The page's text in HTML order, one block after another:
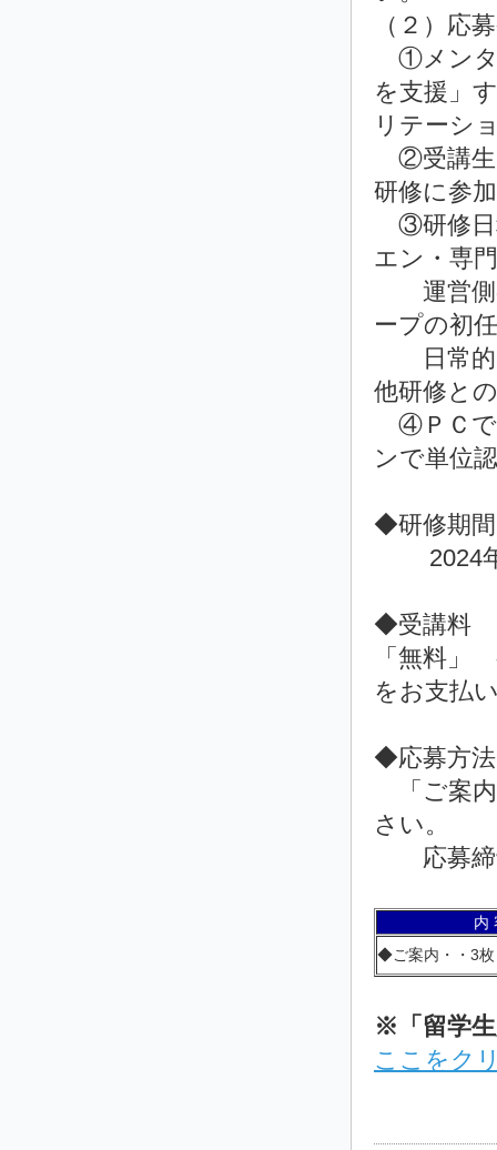
（２）応
①メンタ
を支援」
リテーシ
②受講生
研修に参
③研修日
エン・専
運営側
ープの初
日常的
他研修と
④ＰＣで
ンで単位
◆研修期間
2024年6
◆受講料
「無料」
をお支払
◆応募方法
「ご案内
さい。
応募締
内
◆ご案内 ・・3枚
※「留学
ここをク